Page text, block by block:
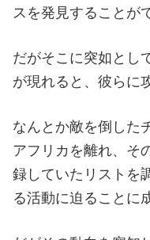
スを発見することが
だがそこに突如とし
が現れると、彼らに
なんとか敵を倒した
アフリカを離れ、そ
録していたリストを
る活動に迫ることに